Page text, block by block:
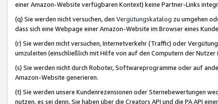
einer Amazon-Website verfügbaren Kontext) keine Partner-Links
(q) Sie werden nicht versuchen, den Vergütungskatalog zu umgehen
dass sich eine Webpage einer Amazon-Website im Browser eines
(r) Sie werden nicht versuchen, Internetverkehr (Traffic) oder
umzuleiten (einschließlich mit Hilfe von auf den Computern der
(s) Sie werden nicht durch Roboter, Softwareprogramme oder auf
Amazon-Website generieren.
(t) Sie werden unsere Kundenrezensionen oder Sternebewertungen
nutzen, es sei denn, Sie haben über die Creators API und die PA API